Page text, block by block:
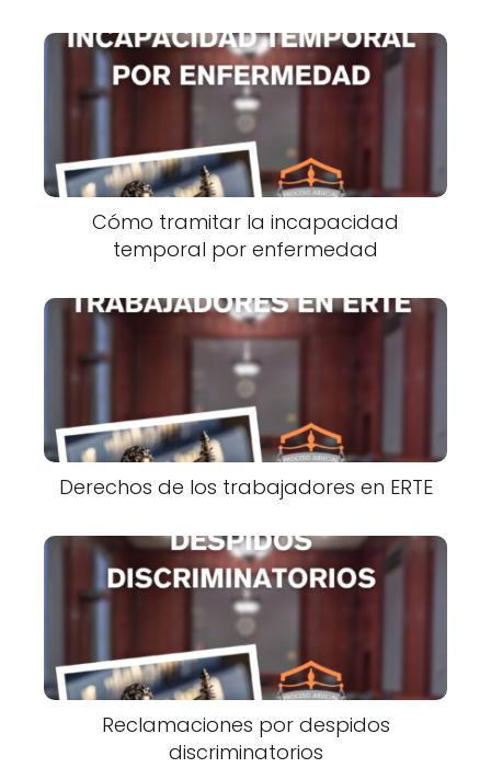
Cómo tramitar la incapacidad
temporal por enfermedad
Derechos de los trabajadores en ERTE
Reclamaciones por despidos
discriminatorios